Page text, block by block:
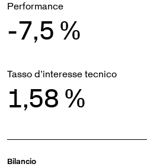
Performance
-7,5 %
Tasso d’interesse tecnico
1,58 %
Bilancio